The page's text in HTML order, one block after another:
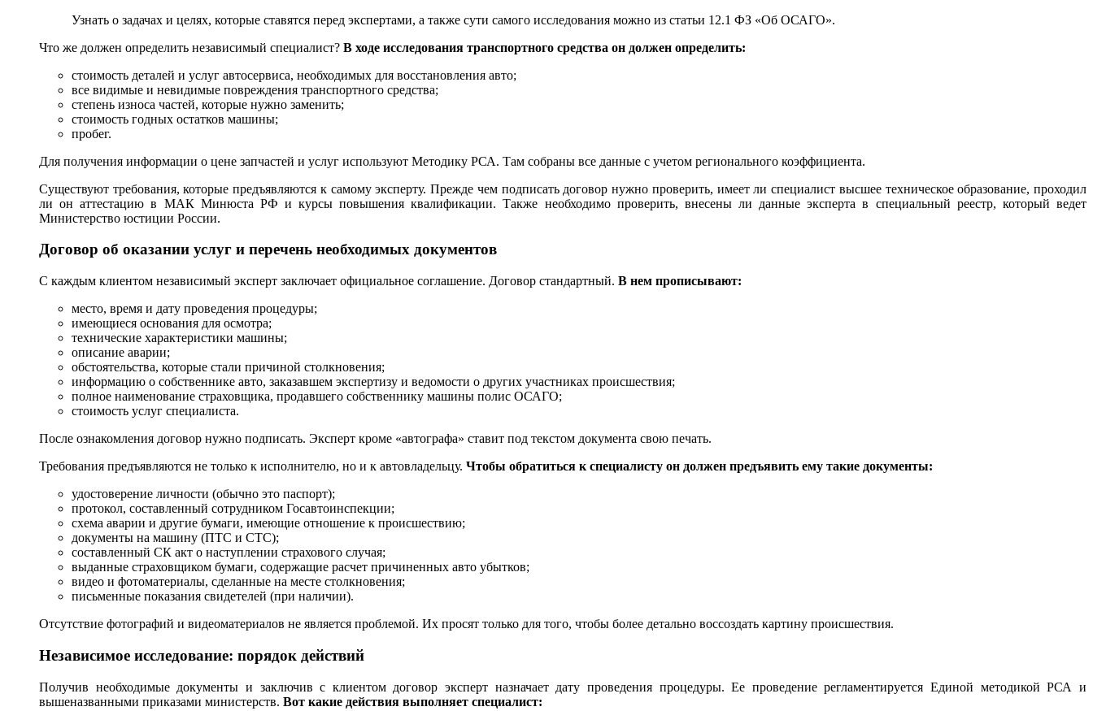
Узнать о задачах и целях, которые ставятся перед экспертами, а также сути самого исследования можно из статьи 12.1 ФЗ «Об ОСАГО».
Что же должен определить независимый специалист? В ходе исследования транспортного средства он должен определить:
стоимость деталей и услуг автосервиса, необходимых для восстановления авто;
все видимые и невидимые повреждения транспортного средства;
степень износа частей, которые нужно заменить;
стоимость годных остатков машины;
пробег.
Для получения информации о цене запчастей и услуг используют Методику РСА. Там собраны все данные с учетом регионального коэффициента.
Существуют требования, которые предъявляются к самому эксперту. Прежде чем подписать договор нужно проверить, имеет ли специалист высшее техническое образование, проходил
ли он аттестацию в МАК Минюста РФ и курсы повышения квалификации. Также необходимо проверить, внесены ли данные эксперта в специальный реестр, который ведет
Министерство юстиции России.
Договор об оказании услуг и перечень необходимых документов
С каждым клиентом независимый эксперт заключает официальное соглашение. Договор стандартный. В нем прописывают:
место, время и дату проведения процедуры;
имеющиеся основания для осмотра;
технические характеристики машины;
описание аварии;
обстоятельства, которые стали причиной столкновения;
информацию о собственнике авто, заказавшем экспертизу и ведомости о других участниках происшествия;
полное наименование страховщика, продавшего собственнику машины полис ОСАГО;
стоимость услуг специалиста.
После ознакомления договор нужно подписать. Эксперт кроме «автографа» ставит под текстом документа свою печать.
Требования предъявляются не только к исполнителю, но и к автовладельцу. Чтобы обратиться к специалисту он должен предъявить ему такие документы:
удостоверение личности (обычно это паспорт);
протокол, составленный сотрудником Госавтоинспекции;
схема аварии и другие бумаги, имеющие отношение к происшествию;
документы на машину (ПТС и СТС);
составленный СК акт о наступлении страхового случая;
выданные страховщиком бумаги, содержащие расчет причиненных авто убытков;
видео и фотоматериалы, сделанные на месте столкновения;
письменные показания свидетелей (при наличии).
Отсутствие фотографий и видеоматериалов не является проблемой. Их просят только для того, чтобы более детально воссоздать картину происшествия.
Независимое исследование: порядок действий
Получив необходимые документы и заключив с клиентом договор эксперт назначает дату проведения процедуры. Ее проведение регламентируется Единой методикой РСА и
вышеназванными приказами министерств. Вот какие действия выполняет специалист: